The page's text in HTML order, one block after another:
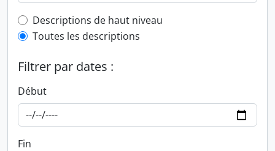
Top-level description filter
Descriptions de haut niveau
Toutes les descriptions
Filtrer par dates :
Début
Fin